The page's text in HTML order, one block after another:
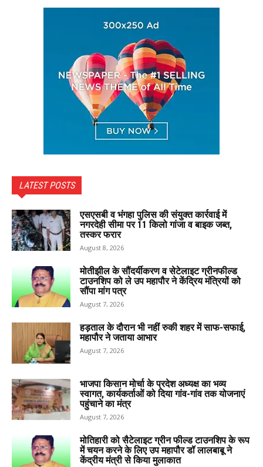
LATEST POSTS
एसएसबी व भंगहा पुलिस की संयुक्त कार्रवाई में
नगरदेही सीमा पर 11 किलो गांजा व बाइक जब्त,
तस्कर फरार
August 8, 2026
मोतीझील के सौंदर्यीकरण व सेटेलाइट ग्रीनफील्ड
टाउनशिप को ले उप महापौर ने केंद्रिय मंत्रियों को
सौंपा मांग पत्र
August 7, 2026
हड़ताल के दौरान भी नहीं रुकी शहर में साफ-सफाई,
महापौर ने जताया आभार
August 7, 2026
भाजपा किसान मोर्चा के प्रदेश अध्यक्ष का भव्य
स्वागत, कार्यकर्ताओं को दिया गांव-गांव तक योजनाएं
पहुंचाने का मंत्र
August 7, 2026
मोतिहारी को सैटेलाइट ग्रीन फील्ड टाउनशिप के रूप
में चयन करने के लिए उप महापौर डॉ लालबाबू ने
केंद्रीय मंत्री से किया मुलाकात